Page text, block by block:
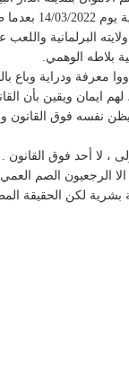
عمومية و اختلاس و
البرلمانية
بلاطه الوهمي.
ودراية وباع
ويقين بأن
نفسه فوق القانون
، لا أحد فوق القانون
الرجعيون الصم العمي
لكن الحقيقة